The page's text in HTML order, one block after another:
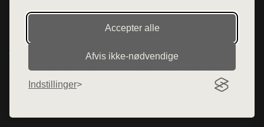
Accepter alle
Afvis ikke‑nødvendige
Indstillinger
Denne side er en del af want.dk, der udgiver en række
hjemmesider med præsentation af forskellige produkter fra
diverse webshops. Der sælges ikke varer fra denne side - vi
varerne på lager.